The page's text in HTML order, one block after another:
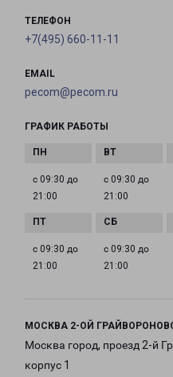
ТЕЛЕФОН
+7(495) 660-11-11
EMAIL
pecom@pecom.ru
ГРАФИК РАБОТЫ
с 09:30 до
21:00
с 09:30 до
21:00
с 09:30 до
21:00
с 09:30 до
21:00
МОСКВА 2-ОЙ
Москва город, проезд 2-й
корпус 1